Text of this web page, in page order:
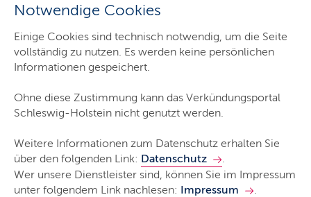
Notwendige Cookies
Einige Cookies sind technisch notwendig, um die Seite
vollständig zu nutzen. Es werden keine persönlichen
Informationen gespeichert.
Ohne diese Zustimmung kann das Verkündungsportal
Schleswig-Holstein nicht genutzt werden.
Weitere Informationen zum Datenschutz erhalten Sie
über den folgenden Link: Datenschutz
.
Wer unsere Dienstleister sind, können Sie im Impressum
unter folgendem Link nachlesen: Impressum
.
Gesetz zur Änderung des
Haushaltsgesetzes 2026
(Nachtragshaushaltsgesetz 2026)
GVOBl. Schl.-H. 2026/32 vom 15. April 2026
Typ: Gesetz
Ausfertigungsdatum: 19. März 2026